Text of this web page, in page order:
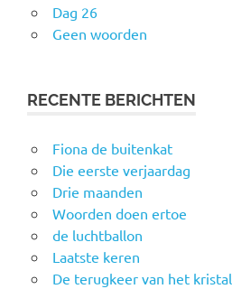
Dag 26
Geen woorden
RECENTE BERICHTEN
Fiona de buitenkat
Die eerste verjaardag
Drie maanden
Woorden doen ertoe
de luchtballon
Laatste keren
De terugkeer van het kristal